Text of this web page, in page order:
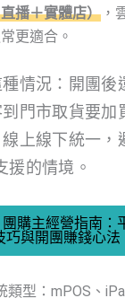
播＋實體店） ，
更適合。
情況：開團後
門市取貨要加
上線下統一，
援的情境。
購主經營指南：
巧與開團賺錢心法
類型：mPOS、